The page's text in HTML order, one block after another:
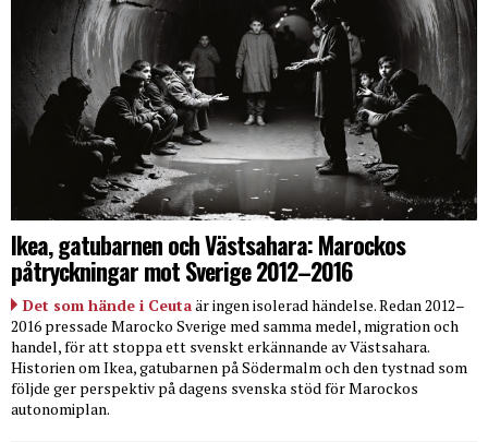
Ikea, gatubarnen och Västsahara: Marockos
påtryckningar mot Sverige 2012–2016
Det som hände i Ceutaär ingen isolerad händelse. Redan 2012–
2016 pressade Marocko Sverige med samma medel, migration och
handel, för att stoppa ett svenskt erkännande av Västsahara.
Historien om Ikea, gatubarnen på Södermalm och den tystnad som
följde ger perspektiv på dagens svenska stöd för Marockos
autonomiplan.